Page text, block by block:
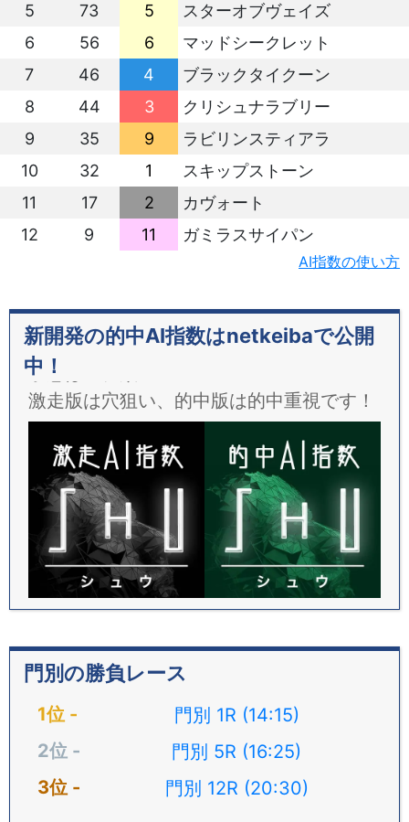
5
73 5
スターオブヴェイズ
6
56 6
マッドシークレット
7
46 4
ブラックタイクーン
8
44 3
クリシュナラブリー
9
35 9
ラビリンスティアラ
10
32 1
スキップストーン
11
17 2
カヴォート
12
9 11 ガミラスサイパン
AI指数の使い方
新開発の的中AI指数はnetkeibaで公開
中！
予想は２種類！
激走版は穴狙い、的中版は的中重視です！
門別の勝負レース
門別 1R (14:15)
門別 5R (16:25)
門別 12R (20:30)